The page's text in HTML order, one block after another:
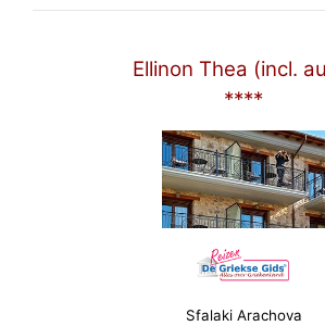
Ellinon Thea (incl.
****
Sfalaki Arachova